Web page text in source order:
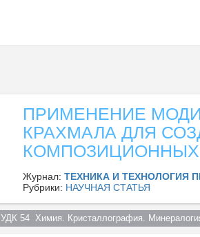
ПРИМЕНЕНИЕ
КРАХМАЛА ДЛЯ
Журнал: ТЕХНИКА И ТЕХНОЛОГИЯ
Рубрики: НАУЧНАЯ СТАТЬЯ
УДК 54  Химия. Кристаллография.